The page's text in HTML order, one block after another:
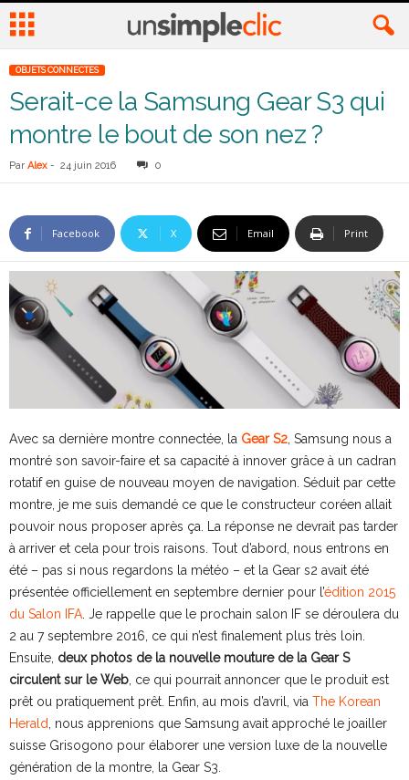
OBJETS CONNECTES
Serait-ce la Samsung Gear S3 qui
montre le bout de son nez ?
Par Alex - 24 juin 2016 0
Facebook X Email Print
Avec sa dernière montre connectée, la Gear S2 , Samsung nous a
montré son savoir-faire et sa capacité à innover grâce à un cadran
rotatif en guise de nouveau moyen de navigation. Séduit par cette
montre, je me suis demandé ce que le constructeur coréen allait
pouvoir nous proposer après ça. La réponse ne devrait pas tarder
à arriver et cela pour trois raisons. Tout d’abord, nous entrons en
été – pas si nous regardons la météo – et la Gear s2 avait été
présentée officiellement en septembre dernier pour l’édition 2015
du Salon IFA . Je rappelle que le prochain salon IF se déroulera du
2 au 7 septembre 2016, ce qui n’est finalement plus très loin.
Ensuite, deux photos de la nouvelle mouture de la Gear S
circulent sur le Web , ce qui pourrait annoncer que le produit est
prêt ou pratiquement prêt. Enfin, au mois d’avril, via The Korean
Herald
, nous apprenions que Samsung avait approché le joailler
suisse Grisogono pour élaborer une version luxe de la nouvelle
génération de la montre, la Gear S3.